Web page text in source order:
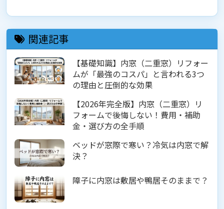
関連記事
【基礎知識】内窓（二重窓）リフォー
ムが「最強のコスパ」と言われる3つ
の理由と圧倒的な効果
【2026年完全版】内窓（二重窓）リ
フォームで後悔しない！費用・補助
金・選び方の全手順
ベッドが窓際で寒い？冷気は内窓で解
決？
障子に内窓は敷居や鴨居そのままで？